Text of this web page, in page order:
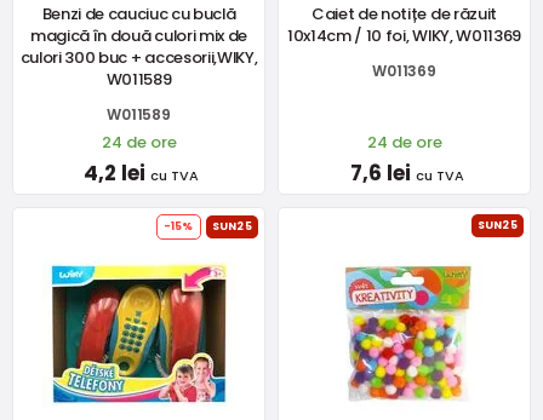
Benzi de cauciuc cu buclă
magică în două culori mix de
culori 300 buc + accesorii,WIKY,
W011589
W011589
24 de ore
4,2 lei cu TVA
Caiet de notițe de răzuit
10x14cm / 10 foi, WIKY, W011369
W011369
24 de ore
7,6 lei cu TVA
-15% SUN25 SUN25